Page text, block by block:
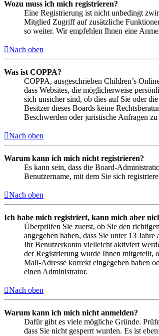
Wozu muss ich mich registrieren?
Eine Registrierung ist nicht unbedingt
Mitglied Zugriff auf zusätzliche
so weiter. Wir empfehlen Ihnen eine
Nach oben
Was ist COPPA?
COPPA, ausgeschrieben Children’s
dass Websites, die möglicherweise
sich unsicher sind, ob dies auf Sie oder
Besitzer dieses Boards keine
Beschwerden oder juristische Anfragen
Nach oben
Warum kann ich mich nicht registrieren?
Es kann sein, dass die Board-
Benutzername, mit dem Sie sich
Nach oben
Ich habe mich registriert, kann mich aber
Überprüfen Sie zuerst, ob Sie den
angegeben haben, dass Sie unter 13
Ihr Benutzerkonto vielleicht aktiviert
der Registrierung wurde Ihnen mitgeteilt,
Mail-Adresse korrekt eingegeben haben
einen Administrator.
Nach oben
Warum kann ich mich nicht anmelden?
Dafür gibt es viele mögliche Gründe.
dass Sie nicht gesperrt wurden. Es ist